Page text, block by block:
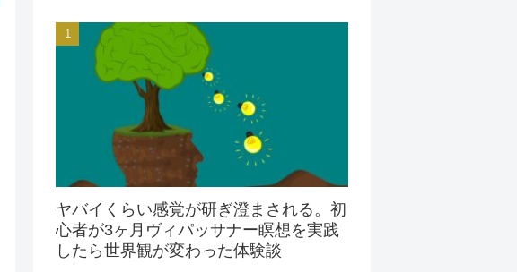
ヤバイくらい感覚が研ぎ澄まされる。初
心者が3ヶ月ヴィパッサナー瞑想を実践
したら世界観が変わった体験談